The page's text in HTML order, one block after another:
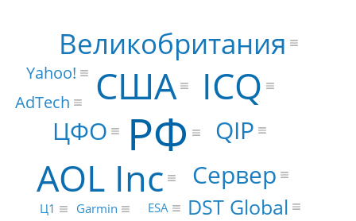
РФ
AOL Inc
ICQ
США
Великобритания
Сервер
QIP
ЦФО
DST Global
Yahoo!
AdTech
Ц1 Garmin ESA